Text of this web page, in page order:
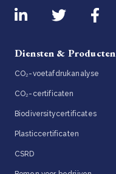
Diensten & Producten
CO₂-voetafdrukanalyse
CO₂-certificaten
Biodiversitycertificates
Plasticcertificaten
CSRD